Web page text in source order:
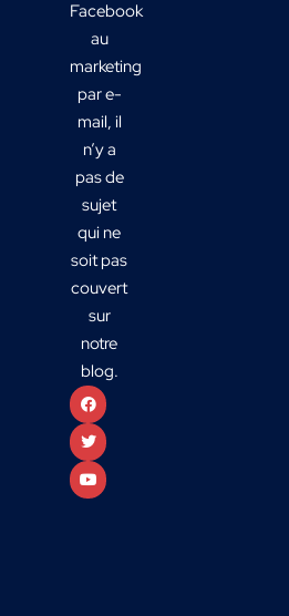
Facebook
au
marketing
par e-
mail, il
n’y a
pas de
sujet
qui ne
soit pas
couvert
sur
notre
blog.